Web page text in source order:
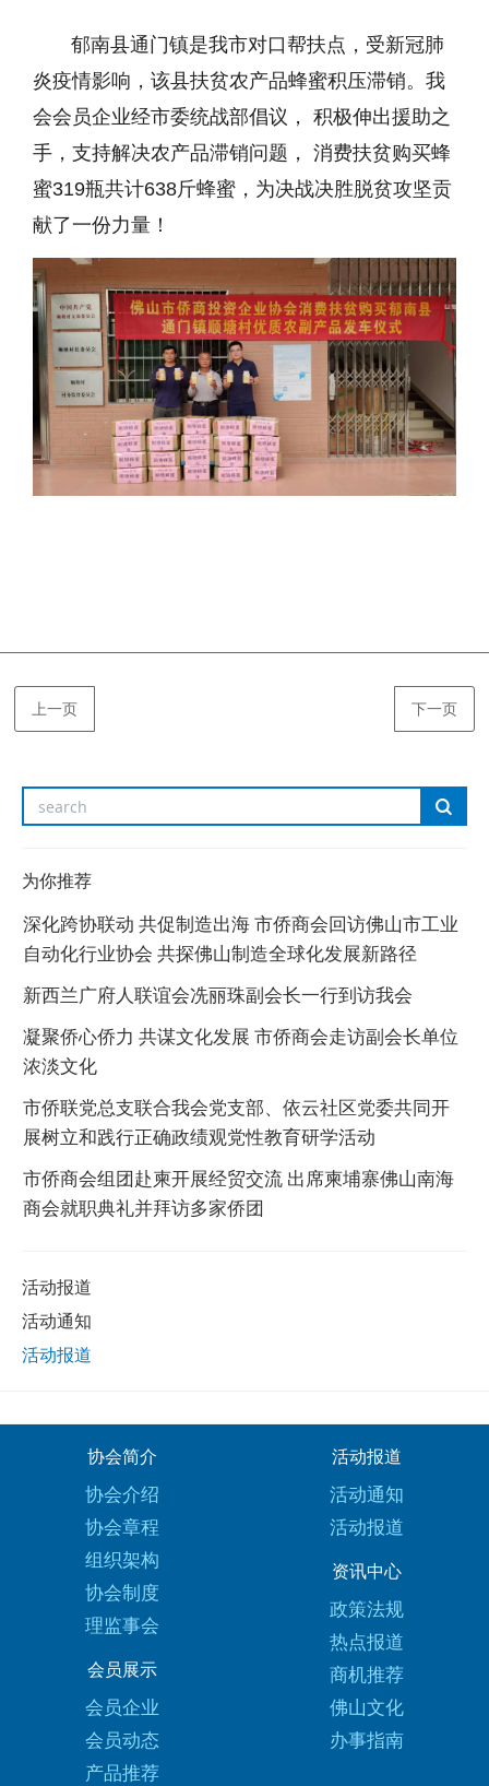
郁南县通门镇是我市对口帮扶点，受新冠肺
炎疫情影响，该县扶贫农产品蜂蜜积压滞销。我
会会员企业经市委统战部倡议， 积极伸出援助之
手，支持解决农产品滞销问题， 消费扶贫购买蜂
蜜319瓶共计638斤蜂蜜，为决战决胜脱贫攻坚贡
献了一份力量！
上一页 下一页
为你推荐
深化跨协联动 共促制造出海 市侨商会回访佛山市工业
自动化行业协会 共探佛山制造全球化发展新路径
新西兰广府人联谊会冼丽珠副会长一行到访我会
凝聚侨心侨力 共谋文化发展 市侨商会走访副会长单位
浓淡文化
市侨联党总支联合我会党支部、依云社区党委共同开
展树立和践行正确政绩观党性教育研学活动
市侨商会组团赴柬开展经贸交流 出席柬埔寨佛山南海
商会就职典礼并拜访多家侨团
活动报道
活动通知
活动报道
协会简介
协会介绍
协会章程
组织架构
协会制度
理监事会
活动报道
活动通知
活动报道
资讯中心
政策法规
热点报道
商机推荐
佛山文化
办事指南
会员展示
会员企业
会员动态
产品推荐